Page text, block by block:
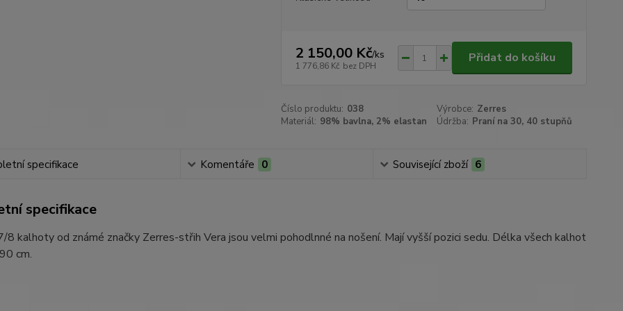
2 150,00 Kč/ks
1 776,86 Kč bez DPH
Přidat do košíku
Číslo produktu: 038 Výrobce: Zerres
Materiál: 98% bavlna, 2% elastan Údržba: Praní na 30, 40 stupňů
specifikace Komentáře 0 Související zboží 6
specifikace
8 kalhoty od známé značky Zerres-střih Vera jsou velmi pohodlnné na nošení. Mají vyšší pozici sedu. Délka všech kalhot
cm.